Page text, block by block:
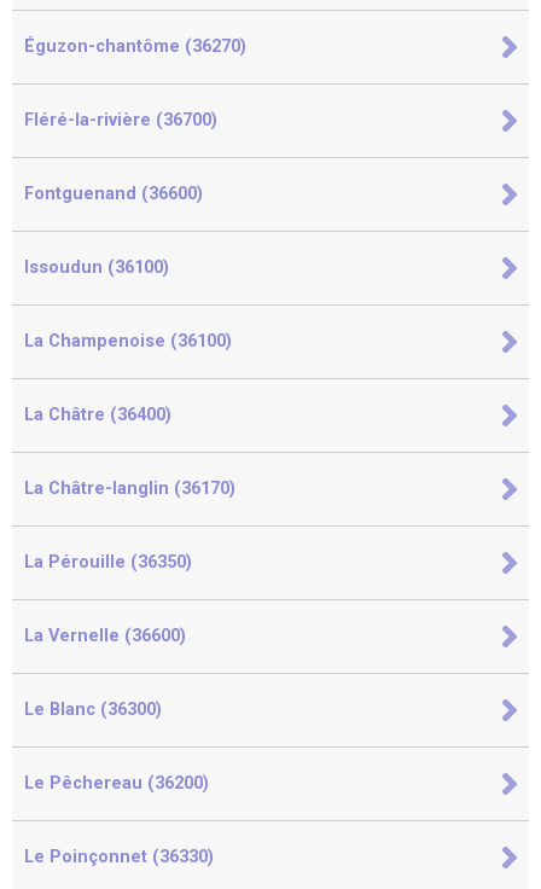
Éguzon-chantôme (36270)
Fléré-la-rivière (36700)
Fontguenand (36600)
Issoudun (36100)
La Champenoise (36100)
La Châtre (36400)
La Châtre-langlin (36170)
La Pérouille (36350)
La Vernelle (36600)
Le Blanc (36300)
Le Pêchereau (36200)
Le Poinçonnet (36330)